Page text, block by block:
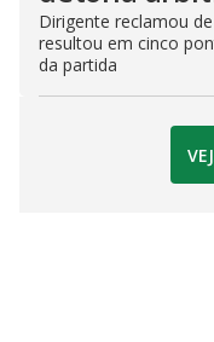
Dirigente reclamou
resultou em cinco
da partida